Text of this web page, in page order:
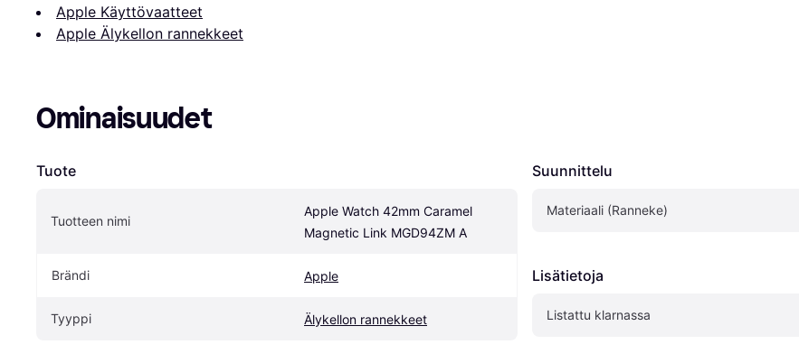
Apple Käyttövaatteet
Apple Älykellon rannekkeet
Ominaisuudet
Tuote
Tuotteen nimi
Apple Watch 42mm Caramel
Magnetic Link MGD94ZM A
Brändi Apple
Tyyppi Älykellon rannekkeet
Suunnittelu
Materiaali (Ranneke)
Lisätietoja
Listattu klarnassa